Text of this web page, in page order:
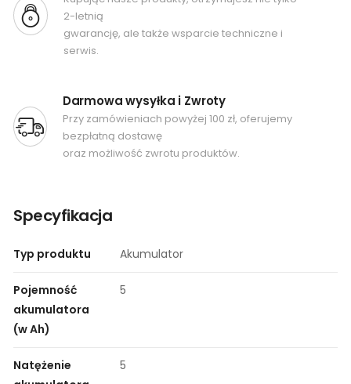
2-letnią
gwarancję, ale także wsparcie techniczne i
serwis.
Darmowa wysyłka i Zwroty
Przy zamówieniach powyżej 100 zł, oferujemy
bezpłatną dostawę
oraz możliwość zwrotu produktów.
Specyfikacja
Typ produktu Akumulator
Pojemność
akumulatora
(w Ah)
5
Natężenie
5